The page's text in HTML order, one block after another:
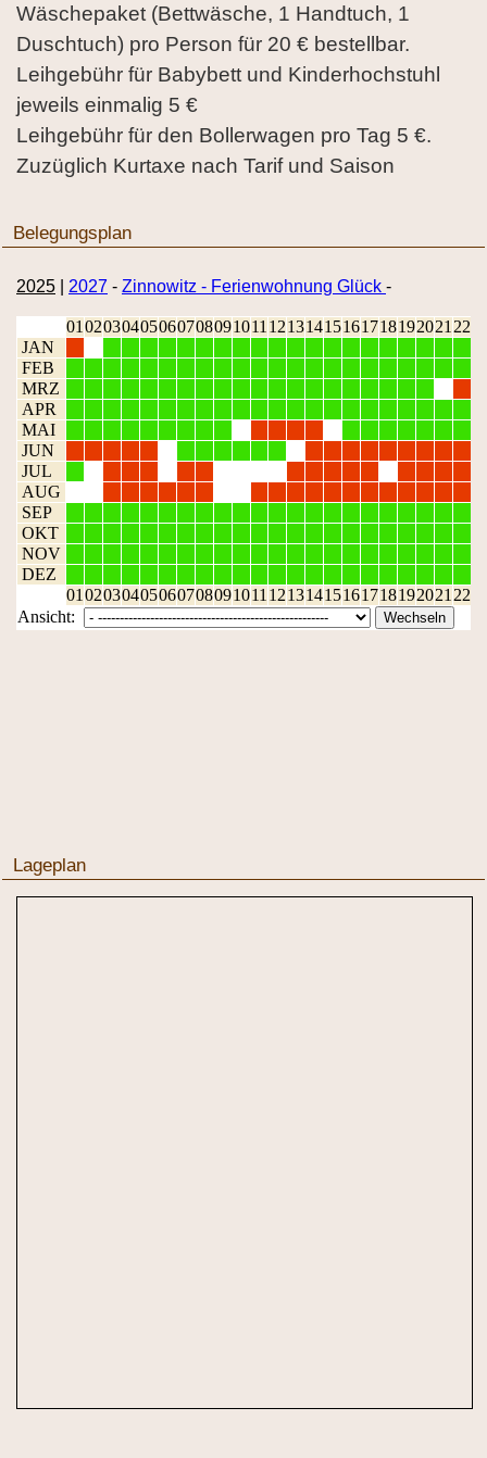
Wäschepaket (Bettwäsche, 1 Handtuch, 1
Duschtuch) pro Person für 20 € bestellbar.
Leihgebühr für Babybett und Kinderhochstuhl
jeweils einmalig 5 €
Leihgebühr für den Bollerwagen pro Tag 5 €.
Zuzüglich Kurtaxe nach Tarif und Saison
Belegungsplan
Lageplan